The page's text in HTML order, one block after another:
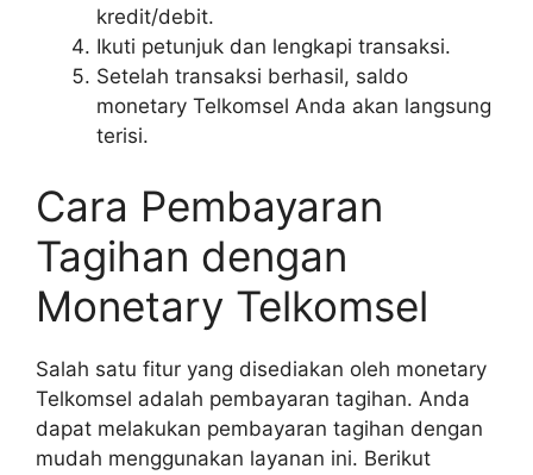
kredit/debit.
Ikuti petunjuk dan lengkapi transaksi.
Setelah transaksi berhasil, saldo
monetary Telkomsel Anda akan langsung
terisi.
Cara Pembayaran
Tagihan dengan
Monetary Telkomsel
Salah satu fitur yang disediakan oleh monetary
Telkomsel adalah pembayaran tagihan. Anda
dapat melakukan pembayaran tagihan dengan
mudah menggunakan layanan ini. Berikut